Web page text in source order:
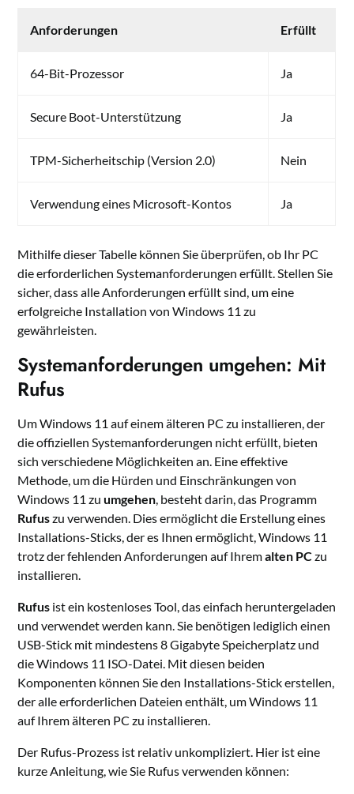
Anforderungen Erfüllt
64-Bit-Prozessor Ja
Secure Boot-Unterstützung Ja
TPM-Sicherheitschip (Version 2.0) Nein
Verwendung eines Microsoft-Kontos Ja
Mithilfe dieser Tabelle können Sie überprüfen, ob Ihr PC
die erforderlichen Systemanforderungen erfüllt. Stellen Sie
sicher, dass alle Anforderungen erfüllt sind, um eine
erfolgreiche Installation von Windows 11 zu
gewährleisten.
Systemanforderungen umgehen: Mit
Rufus
Um Windows 11 auf einem älteren PC zu installieren, der
die offiziellen Systemanforderungen nicht erfüllt, bieten
sich verschiedene Möglichkeiten an. Eine effektive
Methode, um die Hürden und Einschränkungen von
Windows 11 zuumgehen, besteht darin, das Programm
Rufuszu verwenden. Dies ermöglicht die Erstellung eines
Installations-Sticks, der es Ihnen ermöglicht, Windows 11
trotz der fehlenden Anforderungen auf Ihremalten PCzu
installieren.
Rufus ist ein kostenloses Tool, das einfach heruntergeladen
und verwendet werden kann. Sie benötigen lediglich einen
USB-Stick mit mindestens 8 Gigabyte Speicherplatz und
die Windows 11 ISO-Datei. Mit diesen beiden
Komponenten können Sie den Installations-Stick erstellen,
der alle erforderlichen Dateien enthält, um Windows 11
auf Ihrem älteren PC zu installieren.
Der Rufus-Prozess ist relativ unkompliziert. Hier ist eine
kurze Anleitung, wie Sie Rufus verwenden können: